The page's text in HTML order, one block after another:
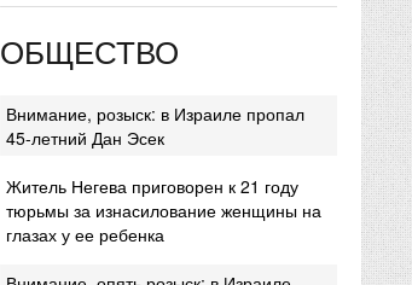
ОБЩЕСТВО
Внимание, розыск: в Израиле пропал
45-летний Дан Эсек
Житель Негева приговорен к 21 году
тюрьмы за изнасилование женщины на
глазах у ее ребенка